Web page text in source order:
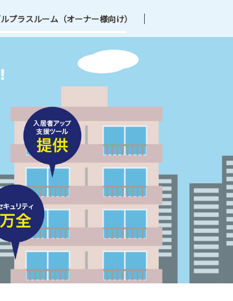
プラスルーム（オーナー様向け）